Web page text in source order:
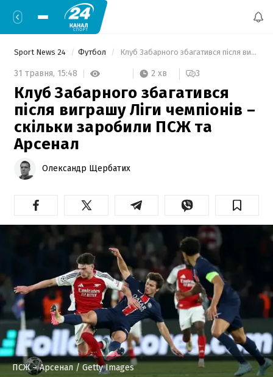
Sport News 24 Футбол Клуб Забарного збагатився після виграшу Ліги чемпіонів – скільки заробили ПСЖ та Арсенал
31 травня, 15:48 2 хв 3
Клуб Забарного збагатився
після виграшу Ліги чемпіонів –
скільки заробили ПСЖ та
Арсенал
Олександр Щербатих
ПСЖ – Арсенал / Getty Images